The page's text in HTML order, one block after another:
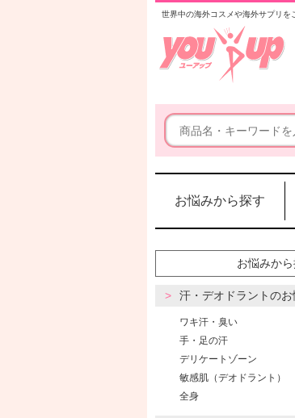
世界中の海外コスメや海外サプリを
お悩みから探す
お悩みか
汗・デオドラントのお
ワキ汗・臭い
手・足の汗
デリケートゾーン
敏感肌（デオドラント）
全身